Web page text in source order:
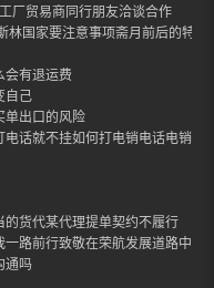
厂贸易商同行朋友洽谈合作
国家要注意事项斋月前后的特点
会有退运费
自己
单出口的风险
话就不挂如何打电销电话电销话
货代某代理提单契约不履行
路前行致敬在荣航发展道路中每
通吗